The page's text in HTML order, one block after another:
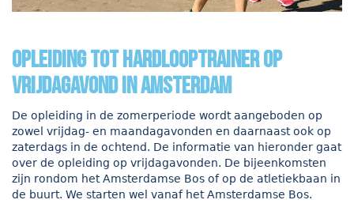
Opleiding tot hardlooptrainer op
vrijdagavond in Amsterdam
De opleiding in de zomerperiode wordt aangeboden op
zowel vrijdag- en maandagavonden en daarnaast ook op
zaterdags in de ochtend. De informatie van hieronder gaat
over de opleiding op vrijdagavonden. De bijeenkomsten
zijn rondom het Amsterdamse Bos of op de atletiekbaan in
de buurt. We starten wel vanaf het Amsterdamse Bos.